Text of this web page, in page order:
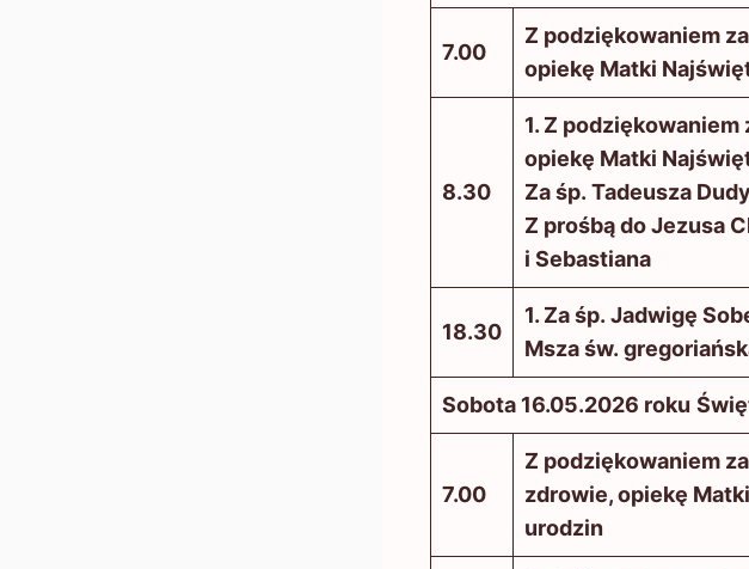
7.00
Z podziękowaniem
opiekę Matki
8.30
1. Z podziękowaniem
opiekę Matki
Za śp. Tadeusza
Z prośbą do Jezusa
i Sebastiana
18.30
1. Za śp. Jadwigę
Msza św.
Sobota 16.05.2026 roku
7.00
Z podziękowaniem
zdrowie, opiekę
urodzin